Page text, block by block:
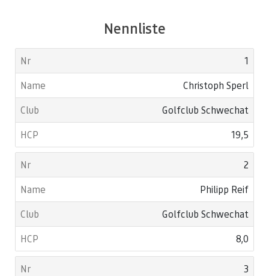
Nennliste
1
Christoph Sperl
Golfclub Schwechat
19,5
2
Philipp Reif
Golfclub Schwechat
8,0
3